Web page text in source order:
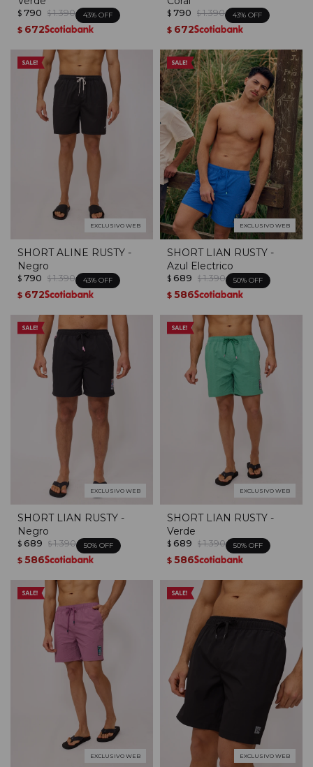
$ 790 $ 1.390 43
$ 672
$ 790 $ 1.390 43
$ 672
EXCLUSIVO WEB
SHORT ALINE RUSTY -
Negro
$ 790 $ 1.390 43
$ 672
EXCLUSIVO WEB
SHORT LIAN RUSTY -
Azul Electrico
$ 689 $ 1.390 50
$ 586
EXCLUSIVO WEB
SHORT LIAN RUSTY -
Negro
$ 689 $ 1.390 50
$ 586
EXCLUSIVO WEB
SHORT LIAN RUSTY -
Verde
$ 689 $ 1.390 50
$ 586
EXCLUSIVO WEB EXCLUSIVO WEB